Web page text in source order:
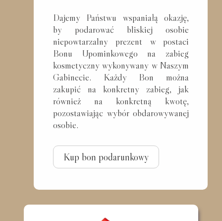
Dajemy Państwu wspaniałą okazję,
by podarować bliskiej osobie
niepowtarzalny prezent w postaci
Bonu Upominkowego na zabieg
kosmetyczny wykonywany w Naszym
Gabinecie. Każdy Bon można
zakupić na konkretny zabieg, jak
również na konkretną kwotę,
pozostawiając wybór obdarowywanej
osobie.
Kup bon podarunkowy